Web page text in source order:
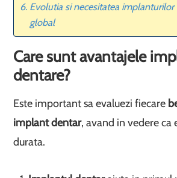
Evolutia si necesitatea
global
Care sunt avantajele
dentare?
Este important sa evaluezi fiecare
implant dentar, avand in vedere ca
durata.